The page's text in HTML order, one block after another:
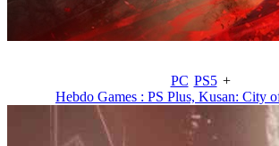
PC PS5 +
Hebdo Games : PS Plus, Kusan: City